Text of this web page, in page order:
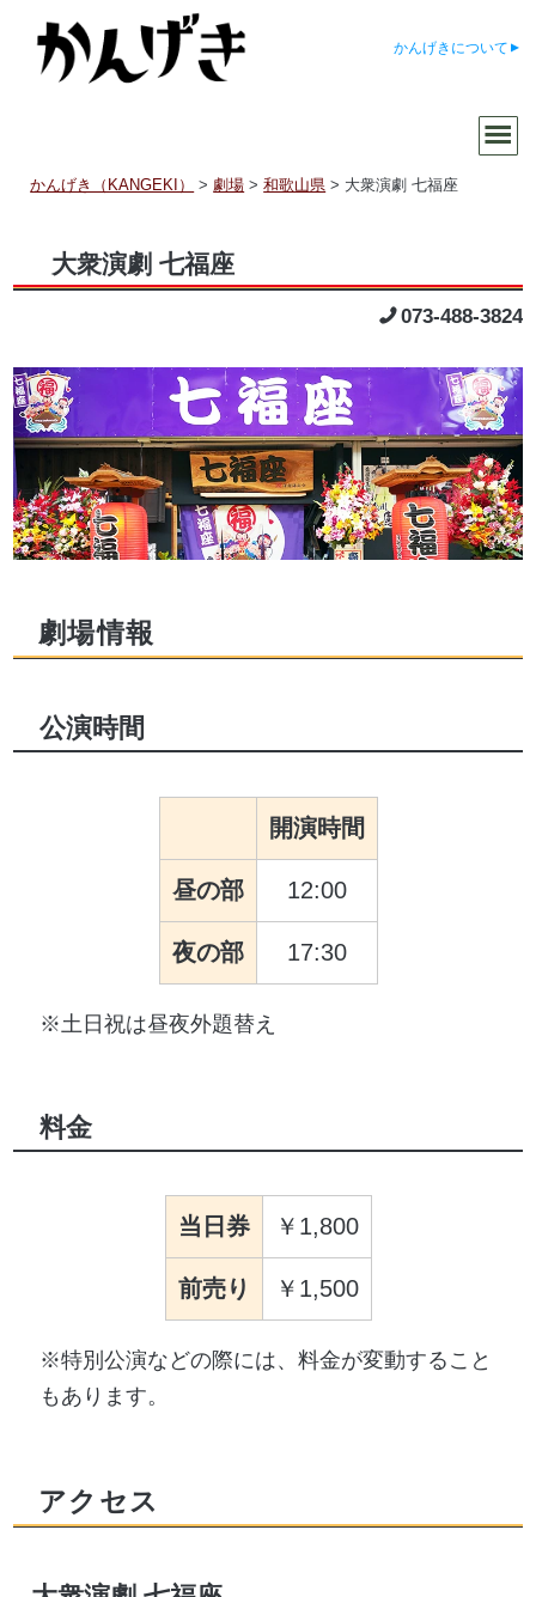
かんげきについて
かんげき（KANGEKI） >劇場 >和歌山県 > 大衆演劇 七福座
大衆演劇 七福座
073-488-3824
劇場情報
公演時間
開演時間
昼の部 12:00
夜の部 17:30
※土日祝は昼夜外題替え
料金
当日券 1,800
前売り 1,500
※特別公演などの際には、料金が変動すること
もあります。
アクセス